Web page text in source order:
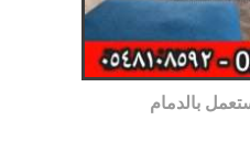
بالدمام